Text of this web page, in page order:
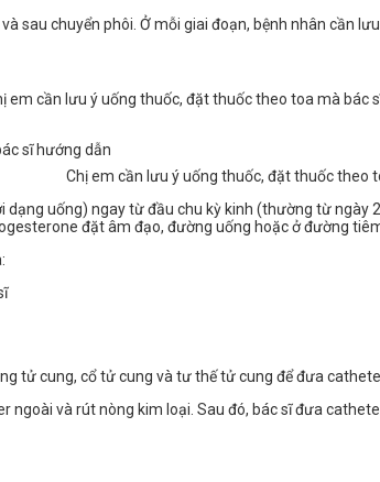
sau chuyển phôi. Ở mỗi giai đoạn, bệnh nhân cần lưu
cần lưu ý uống thuốc, đặt thuốc theo toa mà
Chị em cần lưu ý uống thuốc, đặt thuốc theo
uống) ngay từ đầu chu kỳ kinh (thường từ
đặt âm đạo, đường uống hoặc ở đường
tử cung, cổ tử cung và tư thế tử cung để đưa
ngoài và rút nòng kim loại. Sau đó, bác sĩ đưa